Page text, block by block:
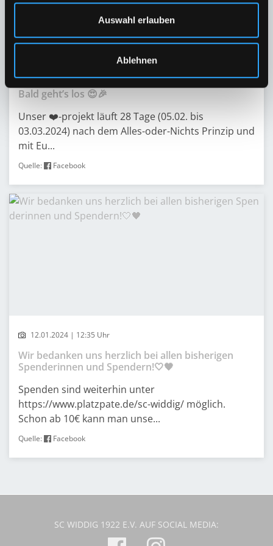
Auswahl erlauben
Ablehnen
Bald geht’s los 😍🎉
Unser ❤️-projekt läuft 28 Tage (05.02. bis
03.03.2024) nach dem Alles-oder-Nichts Prinzip und
mit Eu...
Quelle: Facebook
12.01.2024 | 12:35 Uhr
Wir bedanken uns herzlich bei allen bisherigen
Spenderinnen und Spendern!🤍🖤
Spenden sind weiterhin unter
https://www.platzpate.de/sc-widdig/ möglich.
Schon ab 10€ kann man unse...
Quelle: Facebook
SC WIDDIG 1922 E.V. AUF SOCIAL MEDIA: